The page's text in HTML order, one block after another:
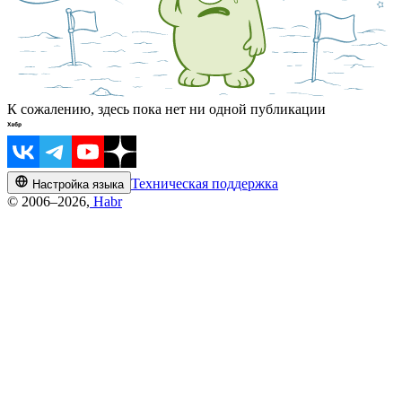
К сожалению, здесь пока нет ни одной публикации
Настройка языка Техническая поддержка
© 2006–2026, Habr